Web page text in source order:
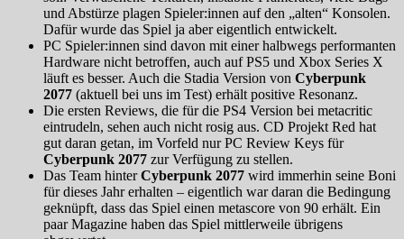
und Abstürze plagen Spieler:innen auf den „alten“ Konsolen.
Dafür wurde das Spiel ja aber eigentlich entwickelt.
PC Spieler:innen sind davon mit einer halbwegs performanten
Hardware nicht betroffen, auch auf PS5 und Xbox Series X
läuft es besser. Auch die Stadia Version von Cyberpunk
2077 (aktuell bei uns im Test) erhält positive Resonanz.
Die ersten Reviews, die für die PS4 Version bei metacritic
eintrudeln, sehen auch nicht rosig aus. CD Projekt Red hat
gut daran getan, im Vorfeld nur PC Review Keys für
Cyberpunk 2077 zur Verfügung zu stellen.
Das Team hinterCyberpunk 2077 wird immerhin seine Boni
für dieses Jahr erhalten – eigentlich war daran die Bedingung
geknüpft, dass das Spiel einen metascore von 90 erhält. Ein
paar Magazine haben das Spiel mittlerweile übrigens